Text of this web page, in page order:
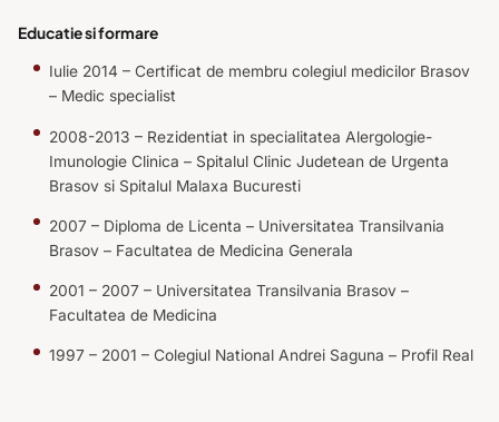
Educatie si formare
Iulie 2014 – Certificat de membru colegiul medicilor Brasov
– Medic specialist
2008-2013 – Rezidentiat in specialitatea Alergologie-
Imunologie Clinica – Spitalul Clinic Judetean de Urgenta
Brasov si Spitalul Malaxa Bucuresti
2007 – Diploma de Licenta – Universitatea Transilvania
Brasov – Facultatea de Medicina Generala
2001 – 2007 – Universitatea Transilvania Brasov –
Facultatea de Medicina
1997 – 2001 – Colegiul National Andrei Saguna – Profil Real